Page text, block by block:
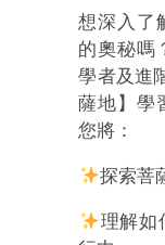
想深入了
的奧秘嗎
學者及進
薩地】學
您將：
探索菩
理解如